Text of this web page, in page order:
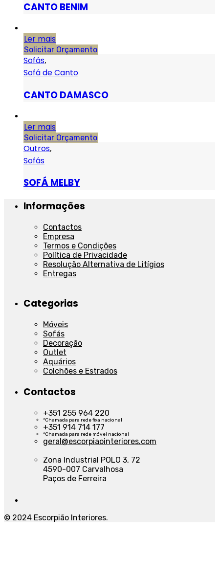
CANTO BENIM
Ler mais
Solicitar Orçamento
Sofás,
Sofá de Canto
CANTO DAMASCO
Ler mais
Solicitar Orçamento
Outros,
Sofás
SOFÁ MELBY
Informações
Contactos
Empresa
Termos e Condições
Política de Privacidade
Resolução Alternativa de Litígios
Entregas
Categorias
Móveis
Sofás
Decoração
Outlet
Aquários
Colchões e Estrados
Contactos
+351 255 964 220
*Chamada para rede fixa nacional
+351 914 714 177
*Chamada para rede móvel nacional
geral@escorpiaointeriores.com
Zona Industrial POLO 3, 72
4590-007 Carvalhosa
Paços de Ferreira
© 2024 Escorpião Interiores.